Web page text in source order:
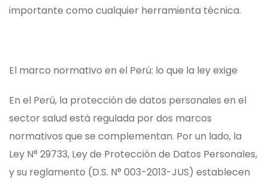
importante como cualquier herramienta técnica.
El marco normativo en el Perú: lo que la ley exige
En el Perú, la protección de datos personales en el
sector salud está regulada por dos marcos
normativos que se complementan. Por un lado, la
Ley N° 29733, Ley de Protección de Datos Personales,
y su reglamento (D.S. N° 003-2013-JUS) establecen